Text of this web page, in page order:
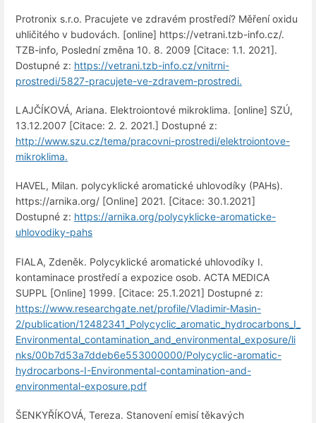
Protronix s.r.o. Pracujete ve zdravém prostředí? Měření oxidu
uhličitého v budovách. [online] https://vetrani.tzb-info.cz/.
TZB-info, Poslední změna 10. 8. 2009 [Citace: 1.1. 2021].
Dostupné z: https://vetrani.tzb-info.cz/vnitrni-
prostredi/5827-pracujete-ve-zdravem-prostredi.
LAJČÍKOVÁ, Ariana. Elektroiontové mikroklima. [online] SZÚ,
13.12.2007 [Citace: 2. 2. 2021.] Dostupné z:
http://www.szu.cz/tema/pracovni-prostredi/elektroiontove-
mikroklima.
HAVEL, Milan. polycyklické aromatické uhlovodíky (PAHs).
https://arnika.org/ [Online] 2021. [Citace: 30.1.2021]
Dostupné z: https://arnika.org/polycyklicke-aromaticke-
uhlovodiky-pahs
FIALA, Zdeněk. Polycyklické aromatické uhlovodíky I.
kontaminace prostředí a expozice osob. ACTA MEDICA
SUPPL [Online] 1999. [Citace: 25.1.2021] Dostupné z:
https://www.researchgate.net/profile/Vladimir-Masin-
2/publication/12482341_Polycyclic_aromatic_hydrocarbons_I_
Environmental_contamination_and_environmental_exposure/li
nks/00b7d53a7ddeb6e553000000/Polycyclic-aromatic-
hydrocarbons-I-Environmental-contamination-and-
environmental-exposure.pdf
ŠENKYŘÍKOVÁ, Tereza. Stanovení emisí těkavých